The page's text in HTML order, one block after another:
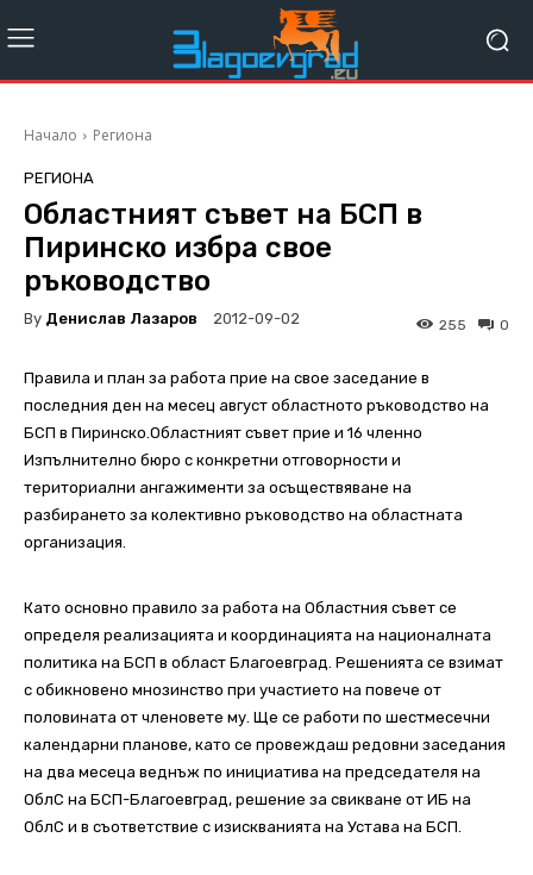
Начало Региона
РЕГИОНА
Областният съвет на БСП в
Пиринско избра свое
ръководство
By Денислав Лазаров 2012-09-02 0
255
Правила и план за работа прие на свое заседание в
последния ден на месец август областното ръководство на
БСП в Пиринско.Областният съвет прие и 16 членно
Изпълнително бюро с конкретни отговорности и
териториални ангажименти за осъществяване на
разбирането за колективно ръководство на областната
организация.
Като основно правило за работа на Областния съвет се
определя реализацията и координацията на националната
политика на БСП в област Благоевград. Решенията се взимат
с обикновено мнозинство при участието на повече от
половината от членовете му. Ще се работи по шестмесечни
календарни планове, като се провеждаш редовни заседания
на два месеца веднъж по инициатива на председателя на
ОблС на БСП-Благоевград, решение за свикване от ИБ на
ОблС и в съответствие с изискванията на Устава на БСП.